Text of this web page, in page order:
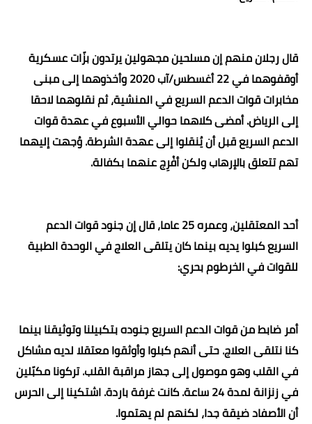
قال رجلان منهم إن مسلحين مجهولين يرتدون بزّات عسكرية
أوقفوهما في 22 أغسطس/آب 2020 وأخذوهما إلى مبنى
مخابرات قوات الدعم السريع في المنشية، ثم نقلوهما لاحقا
إلى الرياض. أمضى كلاهما حوالي الأسبوع في عهدة قوات
الدعم السريع قبل أن يُنقلوا إلى عهدة الشرطة. وُجهت إليهما
تهم تتعلق بالإرهاب ولكن أفْرِج عنهما بكفالة.
أحد المعتقلين، وعمره 25 عاما، قال إن جنود قوات الدعم
السريع كبلوا يديه بينما كان يتلقى العلاج في الوحدة الطبية
للقوات في الخرطوم بحري:
أمر ضابط من قوات الدعم السريع جنوده بتكبيلنا وتوثيقنا بينما
كنا نتلقى العلاج. حتى أنهم كبلوا وأوثقوا معتقلا لديه مشاكل
في القلب وهو موصول إلى جهاز مراقبة القلب. تركونا مكبّلين
في زنزانة لمدة 24 ساعة. كانت غرفة باردة. اشتكينا إلى الحرس
أن الأصفاد ضيقة جدا، لكنهم لم يهتموا.